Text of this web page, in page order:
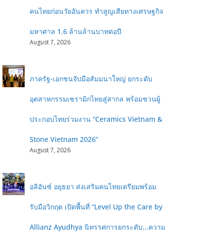
คนไทยก่อนวัยอันควร ทำสูญเสียทางเศรษฐกิจ
มหาศาล 1.6 ล้านล้านบาทต่อปี
August 7, 2026
ภาครัฐ-เอกชนจับมือสัมมนาใหญ่ ยกระดับ
อุตสาหกรรมเซรามิกไทยสู่สากล พร้อมชวนผู้
ประกอบไทยร่วมงาน “Ceramics Vietnam &
Stone Vietnam 2026”
August 7, 2026
อลิอันซ์ อยุธยา ส่งเสริมคนไทยเตรียมพร้อม
รับมือวิกฤต เปิดพื้นที่ “Level Up the Care by
Allianz Ayudhya นิทรรศการยกระดับ...ความ